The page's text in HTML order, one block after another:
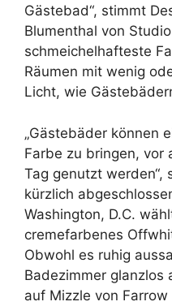
Gästebad“, stimmt
Blumenthal von
schmeichelhafteste
Räumen mit wenig
Licht, wie
„Gästebäder können
Farbe zu bringen, vor
Tag genutzt werden“,
kürzlich
Washington, D.C.
cremefarbenes
Obwohl es ruhig
Badezimmer glanzlos
auf Mizzle von